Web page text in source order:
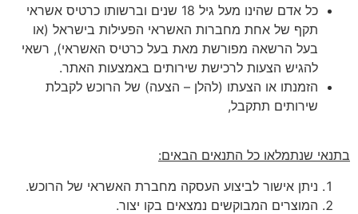
כל אדם שהינו מעל גיל 18 שנים וברשותו כרטיס אשראי
תקף של אחת מחברות האשראי הפעילות בישראל (או
בעל הרשאה מפורשת מאת בעל כרטיס האשראי), רשאי
להגיש הצעות לרכישת שירותים באמצעות האתר.
הזמנתו או הצעתו (להלן – הצעה) של הרוכש לקבלת
שירותים תתקבל,
בתנאי שנתמלאו כל התנאים הבאים:
ניתן אישור לביצוע העסקה מחברת האשראי של הרוכש.
המוצרים המבוקשים נמצאים בקו יצור.